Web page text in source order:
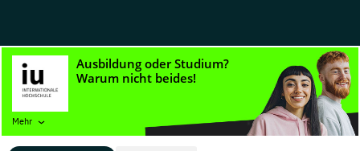
Mehr
© Copyright 2026, TarGroup Media GmbH
Nutzungsbedingungen